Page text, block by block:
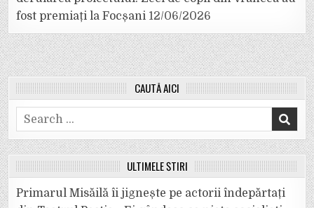
fost premiați la Focșani 12/06/2026
CAUTĂ AICI
Search
for:
ULTIMELE ȘTIRI
Primarul Misăilă îi jignește pe actorii îndepărtați